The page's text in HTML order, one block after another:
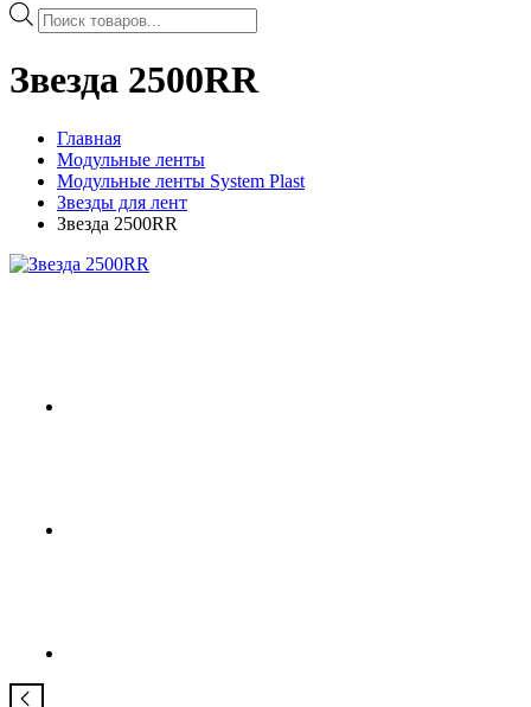
Поиск
товаров
Звезда 2500RR
Главная
Модульные ленты
Модульные ленты System Plast
Звезды для лент
Звезда 2500RR